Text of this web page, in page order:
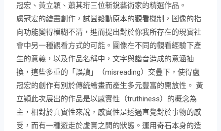
冠宏、黃立穎、蕭其珩三位新銳藝術家的精選作品。
盧冠宏的繪畫創作，試圖鬆動原本的觀看機制，圖像的指
向功能變得模糊不清，進而提出對於你我所存在的現實社
會中另一種觀看方式的可能。圖像在不同的觀看經驗下產
生的意義，以及作品名稱中，文字與諧音造成的意涵抽
換，這些多重的「誤讀」（misreading）交疊下，使得盧
冠宏的創作有別於傳統繪畫而產生多元豐富的開放性。 黃
立穎此次展出的作品是以感實性（truthiness）的概念為
主，相對於真實性來說，感實性是透過直覺對於事物的感
受，而有一種遊走於虛實之間的狀態。運用奇石本身的造